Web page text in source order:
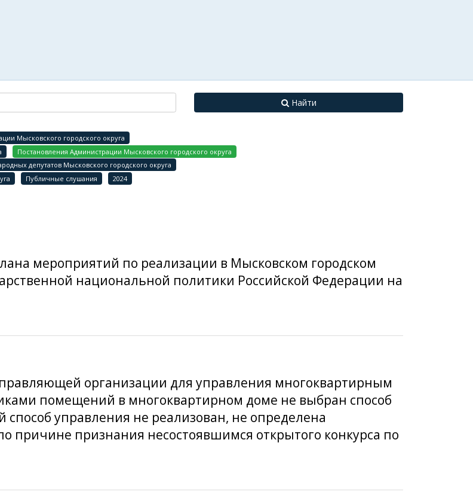
Найти
Мысковского городского округа
Постановления Администрации Мысковского городского округа
депутатов Мысковского городского округа
Публичные слушания 2024
мероприятий по реализации в Мысковском городском
национальной политики Российской Федерации на
организации для управления многоквартирным
помещений в многоквартирном доме не выбран способ
управления не реализован, не определена
причине признания несостоявшимся открытого конкурса по